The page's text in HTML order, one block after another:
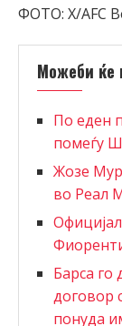
ФОТО: X/AFC
Можеби ќе
По еден
помеѓу
Жозе
во Реал
Барса
договор
понуда